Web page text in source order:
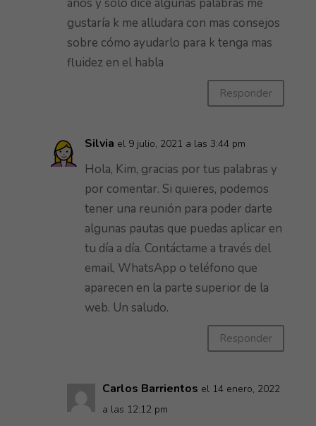
años y solo dice algunas palabras me
gustaría k me alludara con mas consejos
sobre cómo ayudarlo para k tenga mas
fluidez en el habla
Responder
Silvia el 9 julio, 2021 a las 3:44 pm
Hola, Kim, gracias por tus palabras y
por comentar. Si quieres, podemos
tener una reunión para poder darte
algunas pautas que puedas aplicar en
tu día a día. Contáctame a través del
email, WhatsApp o teléfono que
aparecen en la parte superior de la
web. Un saludo.
Responder
Carlos Barrientos el 14 enero, 2022
a las 12:12 pm